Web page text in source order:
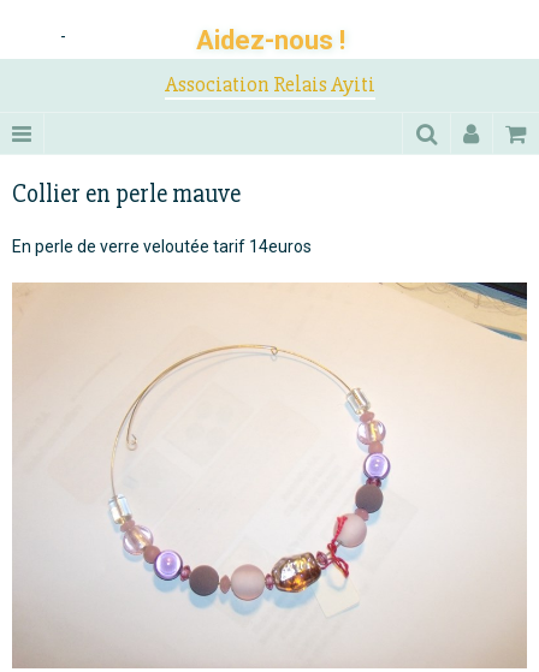
Aidez-nous !
-
Association Relais Ayiti
Collier en perle mauve
En perle de verre veloutée tarif 14euros